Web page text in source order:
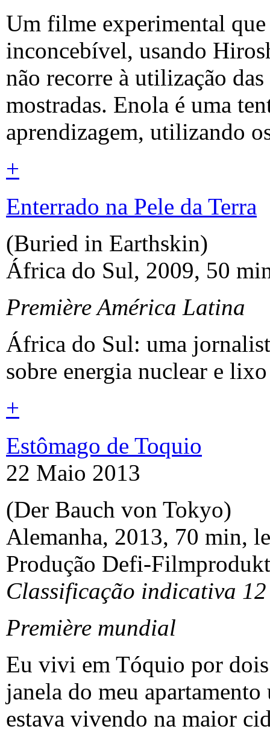
Um filme experimental
inconcebível, usando
não recorre à utilização
mostradas. Enola é uma
aprendizagem, utilizando
+
Enterrado na Pele da Terra
(Buried in Earthskin)
África do Sul, 2009, 50
Première América Latina
África do Sul: uma
sobre energia nuclear e
+
Estômago de Toquio
22 Maio 2013
(Der Bauch von Tokyo)
Alemanha, 2013, 70 min,
Produção Defi-
Classificação indicativa 12
Première mundial
Eu vivi em Tóquio por
janela do meu
estava vivendo na maior